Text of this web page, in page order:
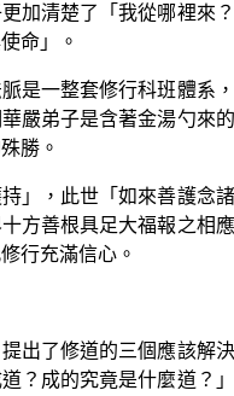
加清楚了「我從哪裡來？
命」。
是一整套修行科班體系，
嚴弟子是含著金湯勺來的
勝。
」，此世「如來善護念諸
方善根具足大福報之相應
行充滿信心。
出了修道的三個應該解決
？成的究竟是什麼道？」